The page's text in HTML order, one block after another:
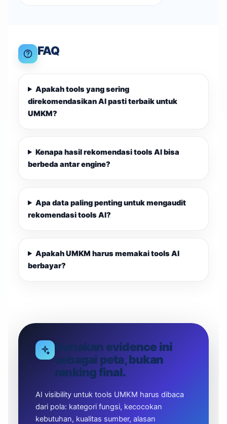
FAQ
Apakah tools yang sering
direkomendasikan AI pasti terbaik untuk
UMKM?
Kenapa hasil rekomendasi tools AI bisa
berbeda antar engine?
Apa data paling penting untuk mengaudit
rekomendasi tools AI?
Apakah UMKM harus memakai tools AI
berbayar?
Gunakan evidence ini
sebagai peta, bukan
ranking final.
AI visibility untuk tools UMKM harus dibaca
dari pola: kategori fungsi, kecocokan
kebutuhan, kualitas sumber, alasan